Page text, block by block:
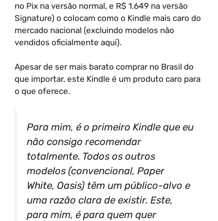
no Pix na versão normal, e R$ 1.649 na versão
Signature) o colocam como o Kindle mais caro do
mercado nacional (excluindo modelos não
vendidos oficialmente aqui).
Apesar de ser mais barato comprar no Brasil do
que importar, este Kindle é um produto caro para
o que oferece.
Para mim, é o primeiro Kindle que eu
não consigo recomendar
totalmente. Todos os outros
modelos (convencional, Paper
White, Oasis) têm um público-alvo e
uma razão clara de existir. Este,
para mim, é para quem quer